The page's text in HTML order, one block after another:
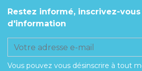
Restez informé, inscrivez-
d'information
Vous pouvez vous désinscrire à tout